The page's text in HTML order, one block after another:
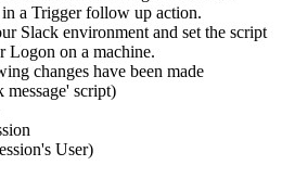
a Trigger follow up action.
Slack environment and set the script
Logon on a machine.
changes have been made
message' script)
User)